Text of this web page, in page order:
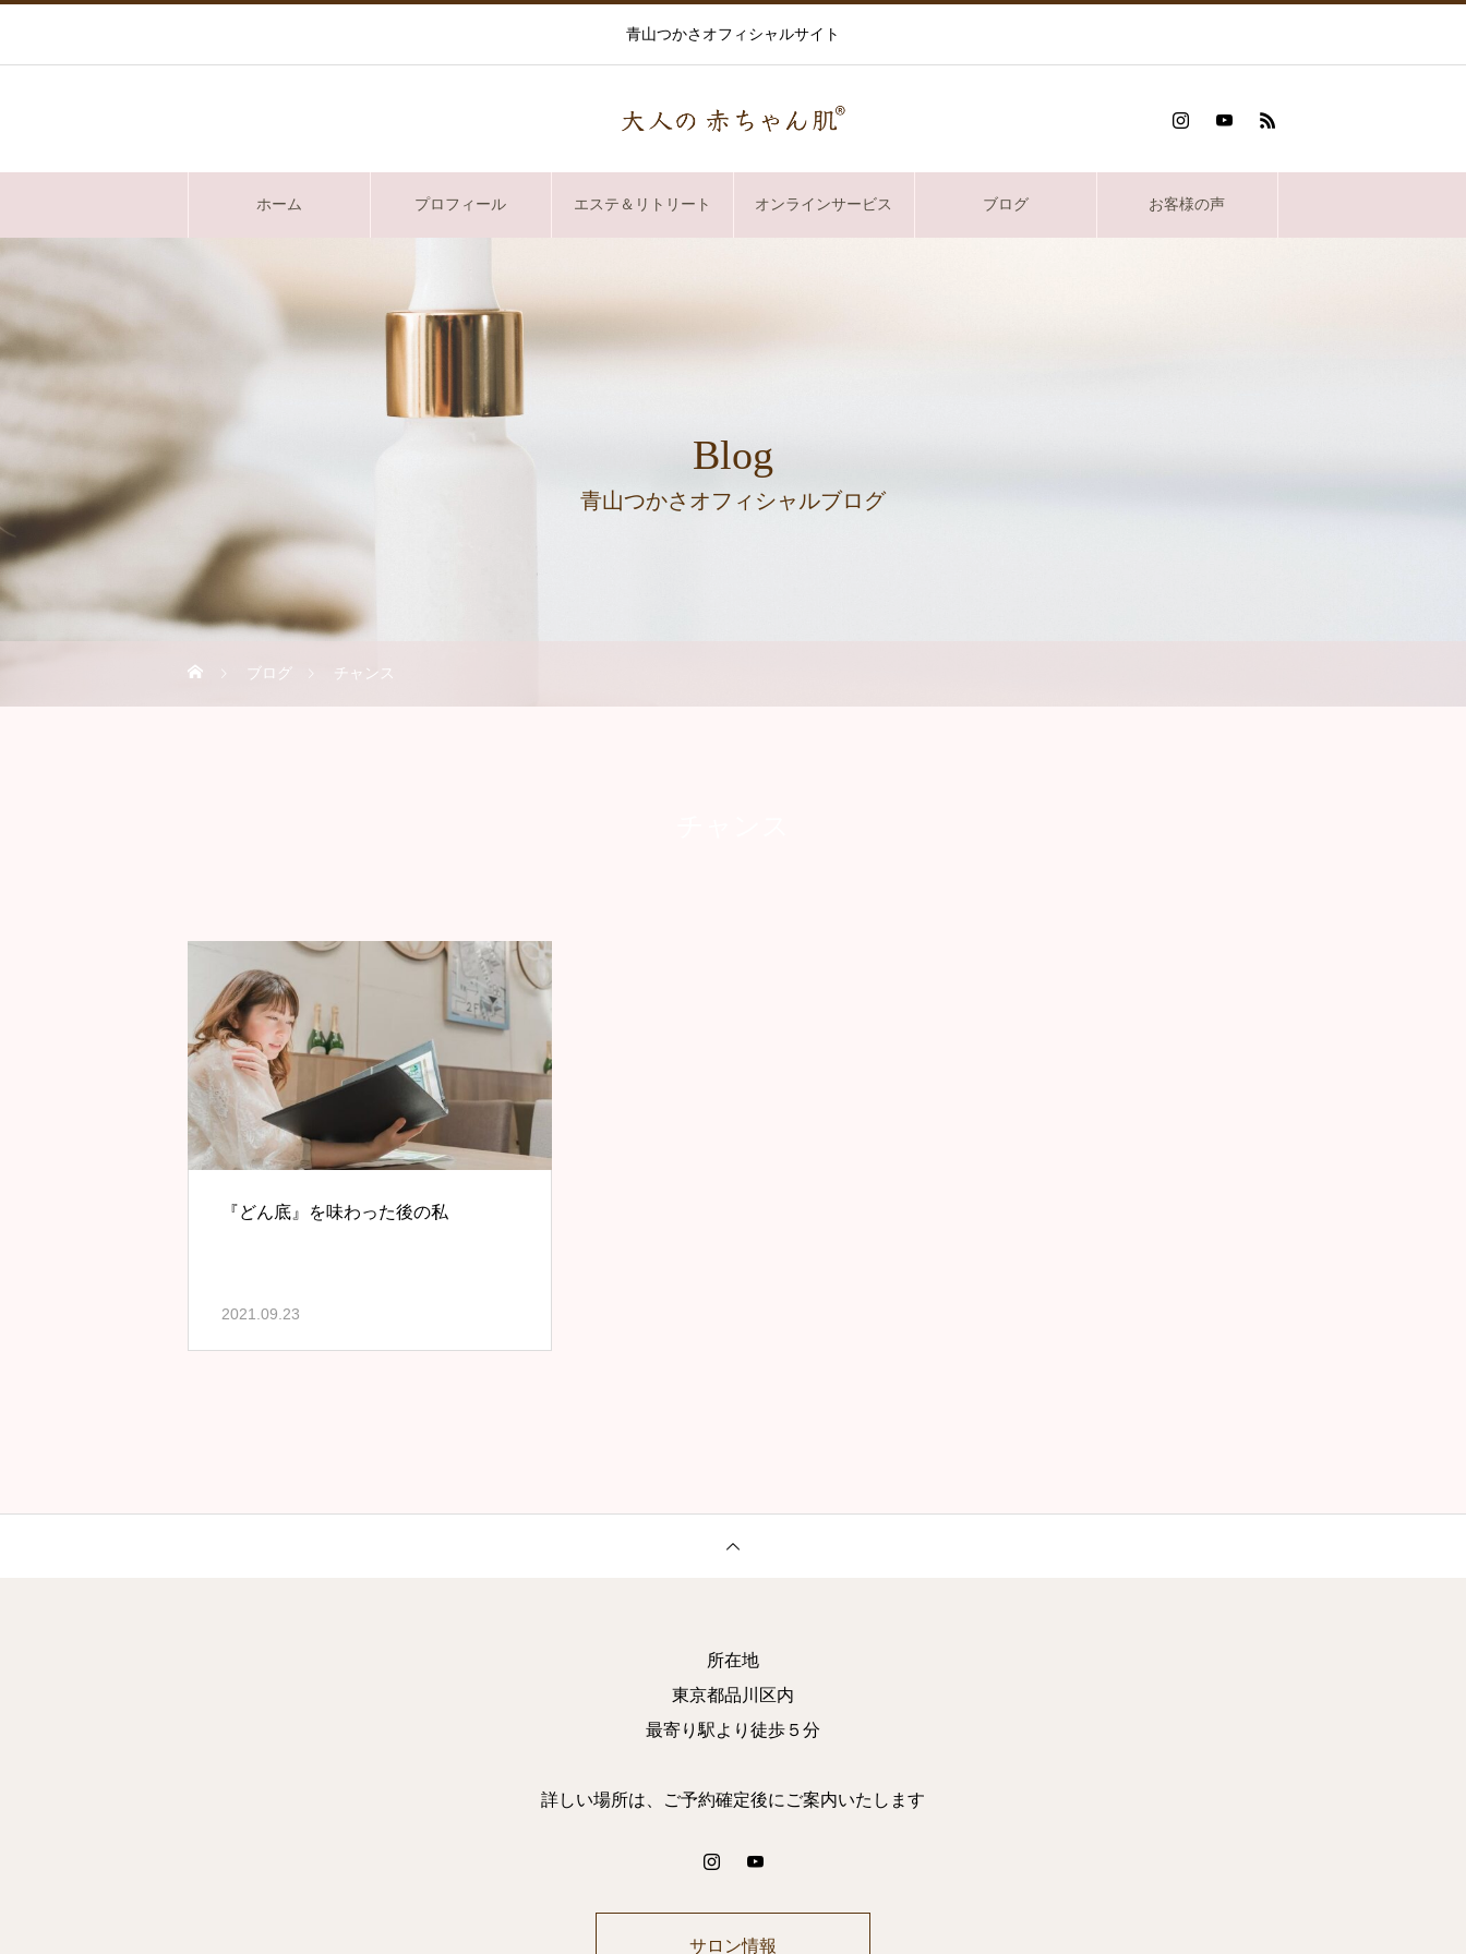
青山つかさオフィシャルサイト
ホーム プロフィール エステ＆リトリート オンラインサービス ブログ お客様の声
Blog
青山つかさオフィシャルブログ
ブログ チャンス
『どん底』を味わった後の私
2021.09.23
所在地
東京都品川区内
最寄り駅より徒歩５分
詳しい場所は、ご予約確定後にご案内いたします
サロン情報